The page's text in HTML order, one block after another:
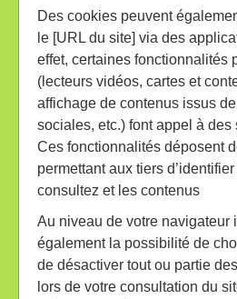
Des cookies peuvent
le [URL du site] via des
effet, certaines fonctionnalités
(lecteurs vidéos, cartes et
affichage de contenus issus
sociales, etc.) font appel à des
Ces fonctionnalités déposent
permettant aux tiers
consultez et les contenus
Au niveau de votre navigateur
également la possibilité de
de désactiver tout ou partie
lors de votre consultation du